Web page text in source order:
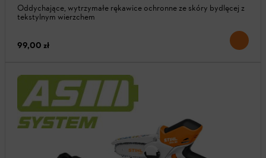
Oddychające, wytrzymałe rękawice ochronne ze skóry bydlęcej z
tekstylnym wierzchem
99,00 zł